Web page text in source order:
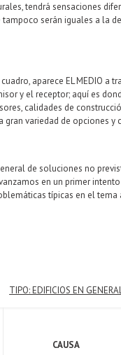
tendrá sensaciones
serán iguales a la
aparece EL MEDIO a
y el receptor; aquí es
calidades de
gran variedad de opciones y
de soluciones no
en un primer
típicas en el
TIPO: EDIFICIOS EN
CAUSA